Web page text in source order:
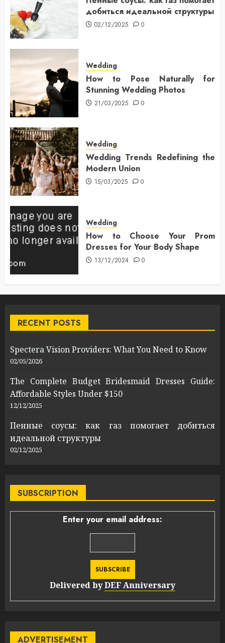
добиться идеальной структуры
02/12/2025 0
Wedding
How to Pose Naturally for
Stunning Wedding Photos
21/03/2025 0
Wedding
Wedding Trends Redefining the
Modern Union
15/03/2025 0
Wedding
How to Choose Your Prom
Dresses for Your Body Shape
13/12/2024 0
RECENT POSTS
Spectera Vision Providers: What You Need to Know
02/05/2026
The Complete Budget Bridesmaid Dresses Guide:
Affordable Styles Under $150
12/12/2025
Пенные соусы: как газ помогает добиться
идеальной структуры
02/12/2025
SUBSCRIPTION
Enter your email address:
Delivered byDEF Anniversary
ADVERTISEMENT